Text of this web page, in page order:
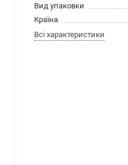
Вид упаковки
Країна
Всі характеристики